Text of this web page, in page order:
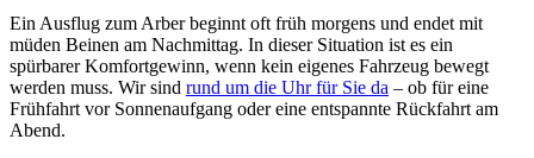
Ein Ausflug zum Arber beginnt oft früh morgens und endet mit
müden Beinen am Nachmittag. In dieser Situation ist es ein
spürbarer Komfortgewinn, wenn kein eigenes Fahrzeug bewegt
werden muss. Wir sind rund um die Uhr für Sie da – ob für eine
Frühfahrt vor Sonnenaufgang oder eine entspannte Rückfahrt am
Abend.